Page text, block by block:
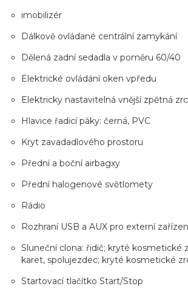
imobilizér
Dálkově ovládané centrální zamykání
Dělená zadní sedadla v poměru 60/40
Elektrické ovládání oken vpředu
Elektricky nastavitelná vnější zpětná
Hlavice řadicí páky: černá, PVC
Kryt zavadadlového prostoru
Přední a boční airbagxy
Přední halogenové světlomety
Rádio
Rozhraní USB a AUX pro externí
Sluneční clona: řidič; kryté kosmetické
karet, spolujezdec; kryté kosmetické
Startovací tlačítko Start/Stop